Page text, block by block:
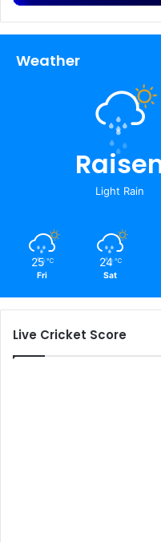
Weather
Light Rain
25 ℃
Fri
24 ℃
Sat
Live Cricket Score